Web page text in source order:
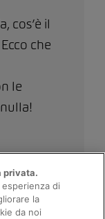
cos’è il
che
le
privata.
di
la
da noi